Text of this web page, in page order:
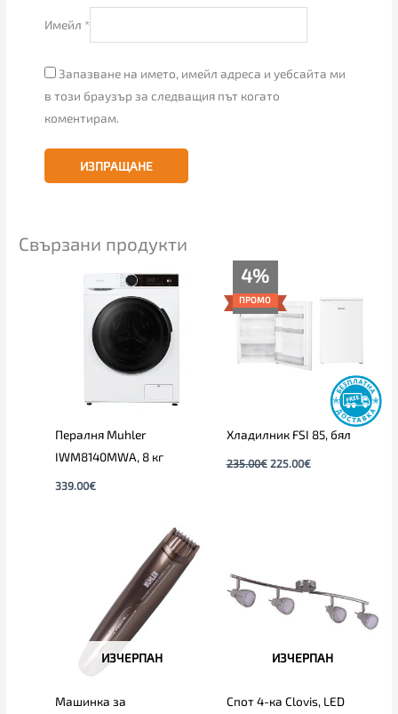
Имейл *
Запазване на името, имейл адреса и уебсайта ми
в този браузър за следващия път когато
коментирам.
Свързани продукти
Пералня Muhler
IWM8140MWA, 8 кг
339.00€
4%
ПРОМО
Хладилник FSI 85, бял
235.00€
price
was:
235.00€.
225.00€
225.00€.
ИЗЧЕРПАН
Машинка за
ИЗЧЕРПАН
Спот 4-ка Clovis, LED